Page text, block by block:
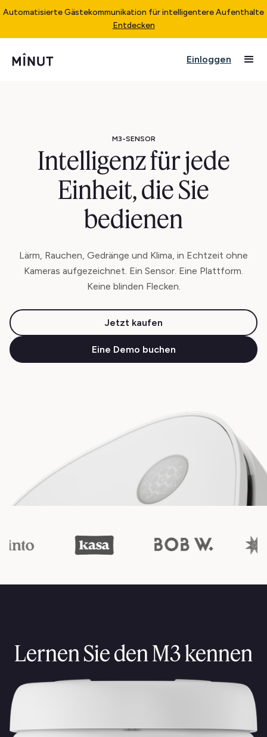
Automatisierte Gästekommunikation für intelligentere Aufenthalte
Entdecken
Einloggen
M3-SENSOR
Intelligenz für jede
Einheit, die Sie
bedienen
Lärm, Rauchen, Gedränge und Klima, in Echtzeit ohne
Kameras aufgezeichnet. Ein Sensor. Eine Plattform.
Keine blinden Flecken.
Jetzt kaufen
Eine Demo buchen
Lernen Sie den M3 kennen
Minut hilft dir, Probleme frühzeitig zu
damit verbringt, Brände zu löschen.